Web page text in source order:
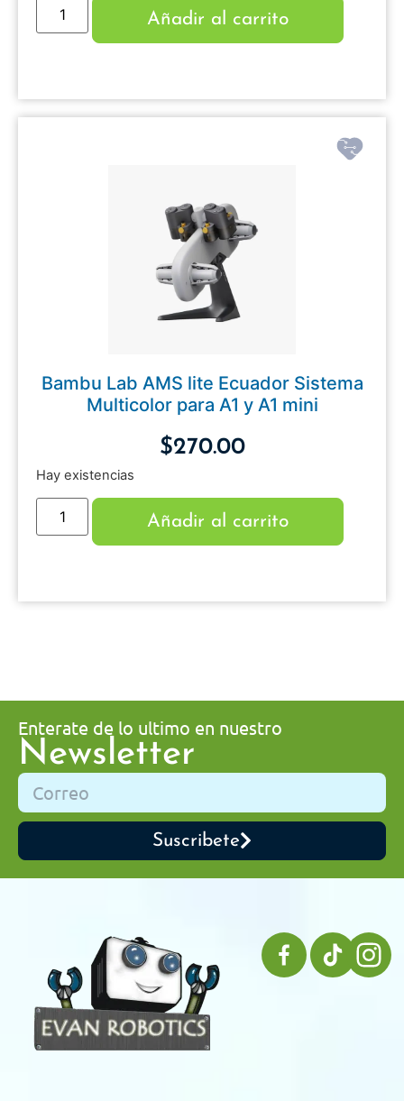
Añadir al carrito
Bambu Lab AMS lite Ecuador Sistema
Multicolor para A1 y A1 mini
$270.00
Hay existencias
Añadir al carrito
Enterate de lo ultimo en nuestro
Newsletter
Suscribete